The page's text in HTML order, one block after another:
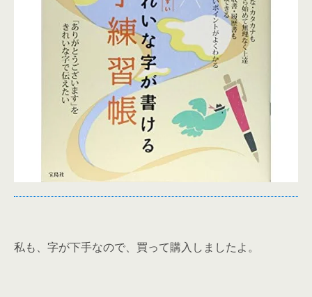
私も、字が下手なので、買って購入しましたよ。